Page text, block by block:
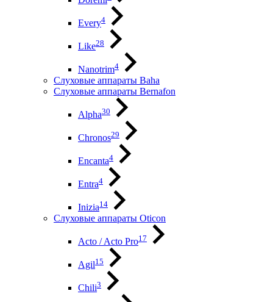
Every4
Like28
Nanotrim4
Слуховые аппараты Baha
Слуховые аппараты Bernafon
Alpha30
Chronos29
Encanta4
Entra4
Inizia14
Слуховые аппараты Oticon
Acto / Acto Pro17
Agil15
Chili3